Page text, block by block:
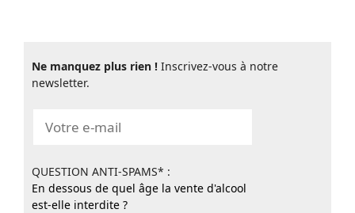
Ne manquez plus rien ! Inscrivez-vous à notre
newsletter.
QUESTION ANTI-SPAMS* :
En dessous de quel âge la vente d'alcool
est-elle interdite ?